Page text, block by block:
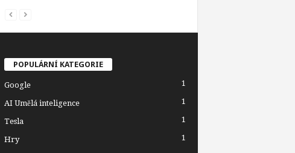
POPULÁRNÍ KATEGORIE
Google 1
AI Umělá inteligence 1
Tesla 1
Hry
1